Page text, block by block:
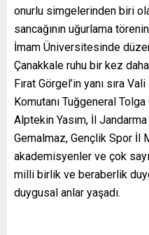
onurlu simgelerinden biri
sancağının uğurlama
İmam Üniversitesinde
Çanakkale ruhu bir kez
Fırat Görgel’in yanı sıra
Komutanı Tuğgeneral
Alptekin Yasım, İl
Gemalmaz, Gençlik Spor İl
akademisyenler ve çok
milli birlik ve beraberlik
duygusal anlar yaşadı.